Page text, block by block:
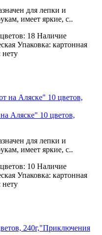
для лепки и
имеет яркие, с..
18 Наличие
Упаковка: картонная
нету
Аляске" 10 цветов,
для лепки и
имеет яркие, с..
10 Наличие
Упаковка: картонная
нету